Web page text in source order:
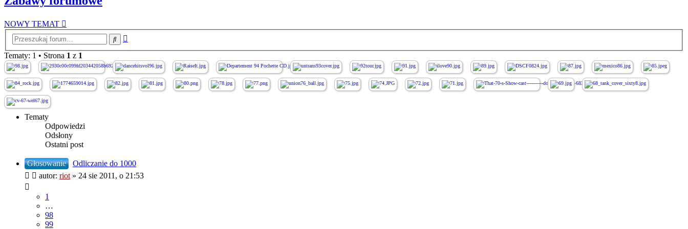
NOWY TEMAT
Szukaj
Tematy: 1 • Strona 1 z 1
Tematy
Odpowiedzi
Odsłony
Ostatni post
Głosowanie
Odliczanie do 1000
autor: riot » 24 sie 2011, o 21:53
1
…
98
99